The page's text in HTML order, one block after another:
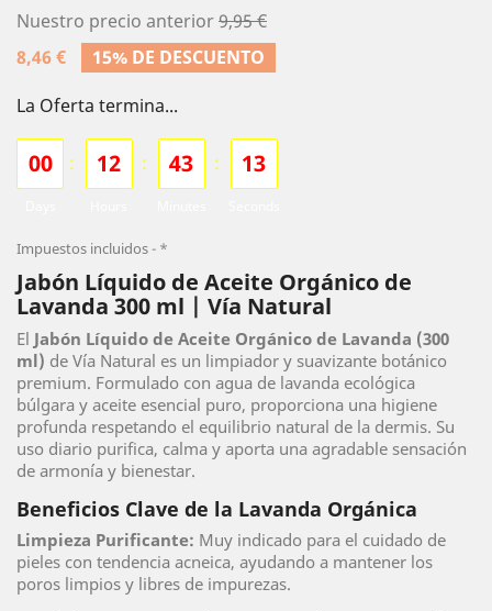
Nuestro precio anterior9,95 €
8,46 €
15% DE DESCUENTO
La Oferta termina...
00 : 12 : 43 : 12
Impuestos incluidos *
Jabón Líquido de Aceite Orgánico de
Lavanda 300 ml | Vía Natural
El Jabón Líquido de Aceite Orgánico de Lavanda (300
ml) de Vía Natural es un limpiador y suavizante botánico
premium. Formulado con agua de lavanda ecológica
búlgara y aceite esencial puro, proporciona una higiene
profunda respetando el equilibrio natural de la dermis. Su
uso diario purifica, calma y aporta una agradable sensación
de armonía y bienestar.
Beneficios Clave de la Lavanda Orgánica
Limpieza Purificante: Muy indicado para el cuidado de
pieles con tendencia acneica, ayudando a mantener los
poros limpios y libres de impurezas.